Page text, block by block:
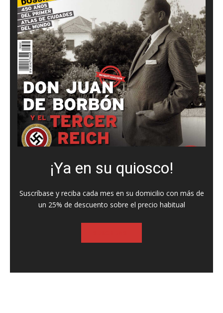
¡Ya en su quiosco!
Suscríbase y reciba cada mes en su domicilio con más de
un 25% de descuento sobre el precio habitual